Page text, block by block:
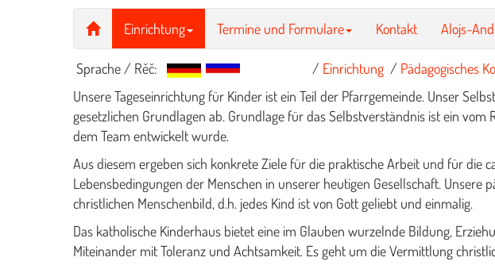
Einrichtung Termine und Formulare Kontakt Alojs-
Sprache / Rěč: / Einrichtung/ Pädagogisches
Unsere Tageseinrichtung für Kinder ist ein Teil der Pfarrgemeinde. Unser
gesetzlichen Grundlagen ab. Grundlage für das Selbstverständnis ist ein
dem Team entwickelt wurde.
Aus diesem ergeben sich konkrete Ziele für die praktische Arbeit und für die
Lebensbedingungen der Menschen in unserer heutigen Gesellschaft. Unsere
christlichen Menschenbild, d.h. jedes Kind ist von Gott geliebt und einmalig.
Das katholische Kinderhaus bietet eine im Glauben wurzelnde Bildung,
Miteinander mit Toleranz und Achtsamkeit. Es geht um die Vermittlung